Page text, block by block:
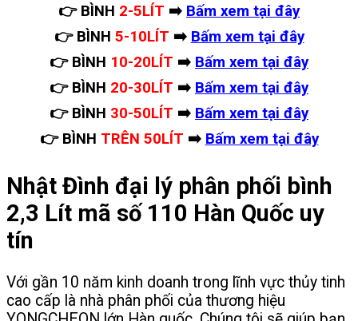
👉 BÌNH 2-5LÍT ➡️ Bấm xem tại đây
👉 BÌNH 5-10LÍT ➡️ Bấm xem tại đây
👉 BÌNH 10-20LÍT ➡️ Bấm xem tại đây
👉 BÌNH 20-30LÍT ➡️ Bấm xem tại đây
👉 BÌNH 30-50LÍT ➡️ Bấm xem tại đây
👉 BÌNH TRÊN 50LÍT ➡️ Bấm xem tại đây
Nhật Đình đại lý phân phối bình
2,3 Lít mã số 110 Hàn Quốc uy
tín
Với gần 10 năm kinh doanh trong lĩnh vực thủy tinh
cao cấp là nhà phân phối của thương hiệu